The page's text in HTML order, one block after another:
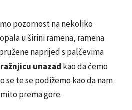
pozornost na nekoliko
u širini ramena, ramena
naprijed s palčevima
unazad kao da ćemo
se te se podižemo kao da nam
prema gore.